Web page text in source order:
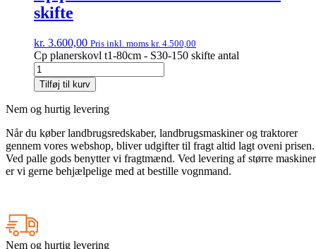
skifte
kr. 3.600,00 Pris inkl. moms kr. 4.500,00
Cp planerskovl t1-80cm - S30-150 skifte antal
Tilføj til kurv
Nem og hurtig levering
Når du køber landbrugsredskaber, landbrugsmaskiner og traktorer
gennem vores webshop, bliver udgifter til fragt altid lagt oveni prisen.
Ved palle gods benytter vi fragtmænd. Ved levering af større maskiner
er vi gerne behjælpelige med at bestille vognmand.
Nem og hurtig levering